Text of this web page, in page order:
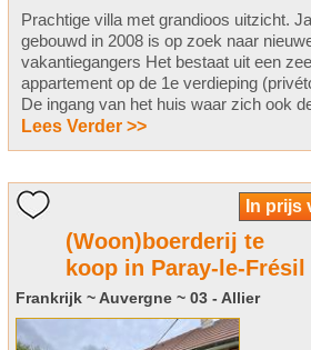
Prachtige villa met grandioos uitzicht.
gebouwd in 2008 is op zoek naar
vakantiegangers Het bestaat uit een
appartement op de 1e verdieping
De ingang van het huis waar zich ook
Lees Verder >>
In prijs
(Woon)boerderij te
koop in Paray-le-Frésil
Frankrijk ~ Auvergne ~ 03 - Allier